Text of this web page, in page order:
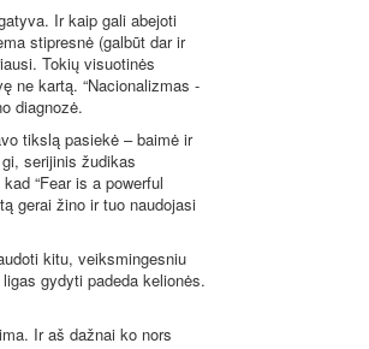
Ir kaip gali abejoti
stipresnė (galbūt dar ir
Tokių visuotinės
ne kartą. “Nacionalizmas -
diagnozė.
tikslą pasiekė – baimė ir
serijinis žudikas
“Fear is a powerful
gerai žino ir tuo naudojasi
kitu, veiksmingesniu
gydyti padeda kelionės.
Ir aš dažnai ko nors